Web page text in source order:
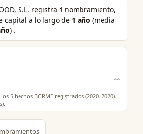
S.L. registra 1 nombramiento,
capital a lo largo de 1 año (media
) .
2020
5 hechos BORME registrados (2020–2020).